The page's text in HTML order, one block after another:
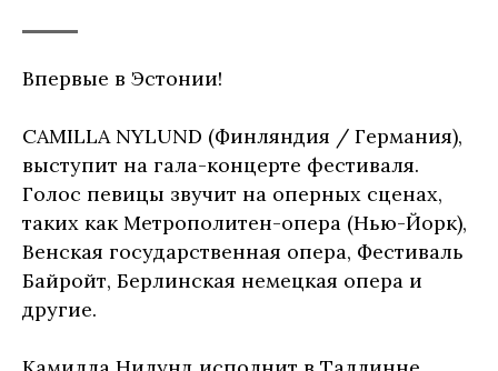
Впервые в Эстонии!
CAMILLA NYLUND (Финляндия / Германия),
выступит на гала-концерте фестиваля.
Голос певицы звучит на оперных сценах,
таких как Метрополитен-опера (Нью-Йорк),
Венская государственная опера, Фестиваль
Байройт, Берлинская немецкая опера и
другие.